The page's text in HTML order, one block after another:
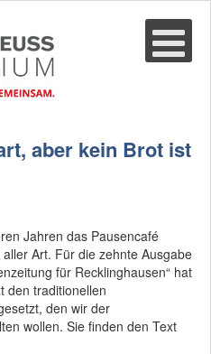
aber kein Brot ist
Jahren das Pausencafé
Art. Für die zehnte Ausgabe
für Recklinghausen“ hat
den traditionellen
den wir der
wollen. Sie finden den Text